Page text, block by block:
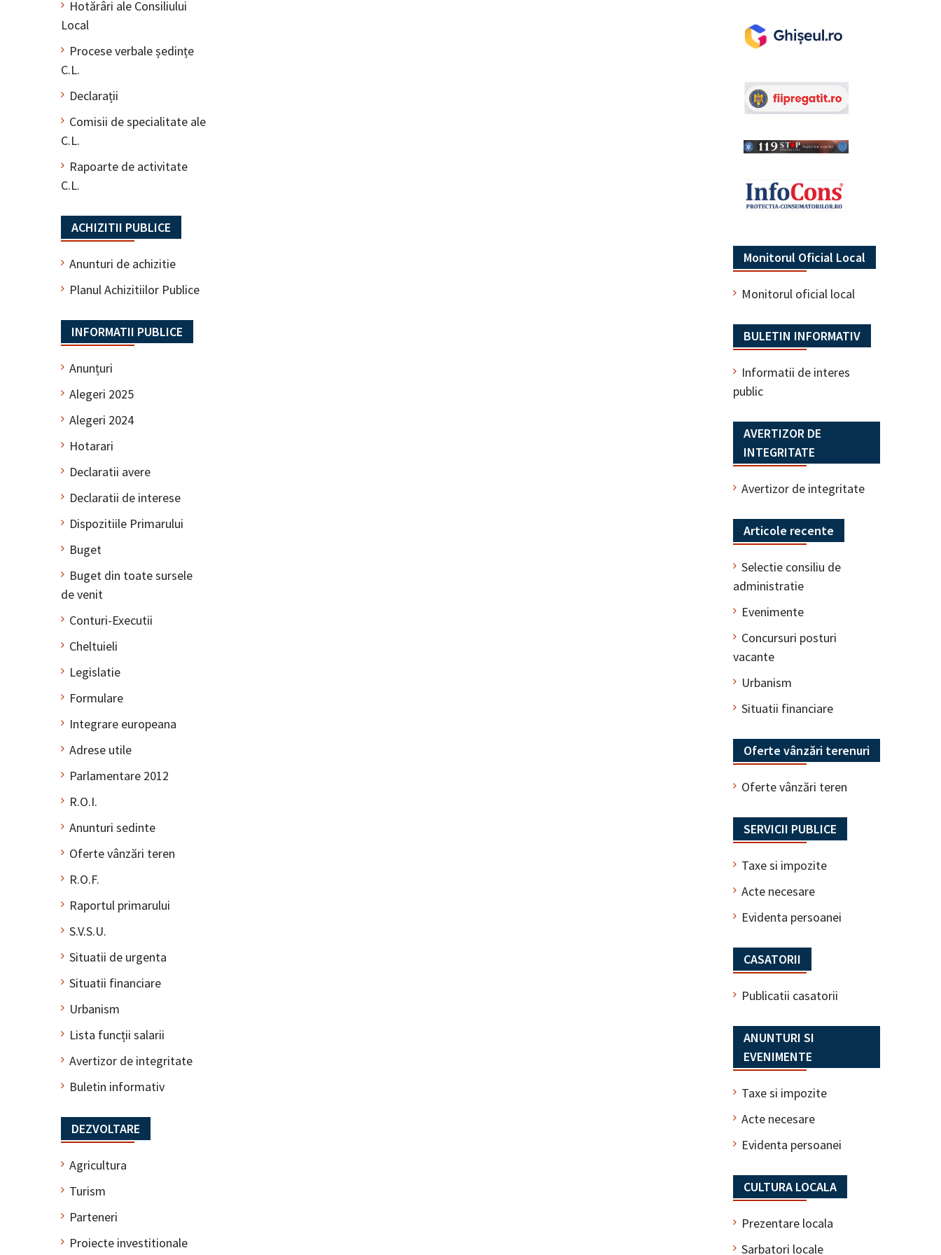
Monitorul Oficial Local
Monitorul oficial local
BULETIN INFORMATIV
Informatii de interes
public
AVERTIZOR DE
INTEGRITATE
Avertizor de integritate
Articole recente
Selectie consiliu de
administratie
Evenimente
Concursuri posturi
vacante
Urbanism
Situatii financiare
Oferte vânzări terenuri
Oferte vânzări teren
SERVICII PUBLICE
Taxe si impozite
Acte necesare
Evidenta persoanei
CASATORII
Publicatii casatorii
ANUNTURI SI
EVENIMENTE
Taxe si impozite
Acte necesare
Evidenta persoanei
CULTURA LOCALA
Prezentare locala
Sarbatori locale
Hotărâri ale Consiliului
Local
Procese verbale ședințe
C.L.
Declarații
Comisii de specialitate ale
C.L.
Rapoarte de activitate
C.L.
ACHIZITII PUBLICE
Anunturi de achizitie
Planul Achizitiilor Publice
INFORMATII PUBLICE
Anunțuri
Alegeri 2025
Alegeri 2024
Hotarari
Declaratii avere
Declaratii de interese
Dispozitiile Primarului
Buget
Buget din toate sursele
de venit
Conturi-Executii
Cheltuieli
Legislatie
Formulare
Integrare europeana
Adrese utile
Parlamentare 2012
R.O.I.
Anunturi sedinte
Oferte vânzări teren
R.O.F.
Raportul primarului
S.V.S.U.
Situatii de urgenta
Situatii financiare
Urbanism
Lista funcții salarii
Avertizor de integritate
Buletin informativ
DEZVOLTARE
Agricultura
Turism
Parteneri
Proiecte investitionale